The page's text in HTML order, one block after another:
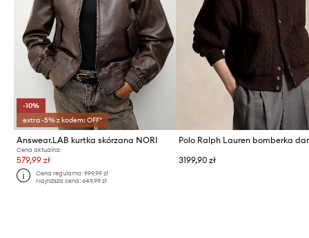
-10%
extra -5% z kodem: OFF*
Answear.LAB kurtka skórzana NORI
Cena aktualna:
579,99 zł
Cena regularna:999,99 zł
Najniższa cena:649,99 zł
3199,90 zł